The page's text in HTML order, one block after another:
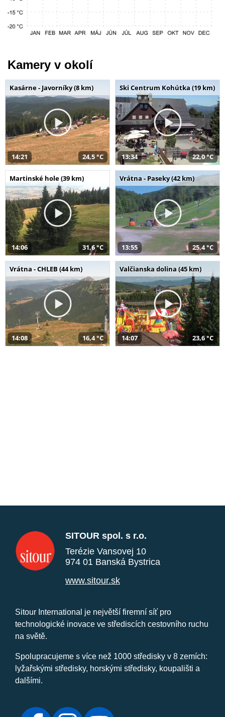
Kamery v okolí
Kasárne - Javorníky (8 km)
14:21 24,5 °C
Ski Centrum Kohútka (19 km)
13:34 22,0 °C
Martinské hole (39 km)
14:06 31,6 °C
Vrátna - Paseky (42 km)
13:55 25,4 °C
Vrátna - CHLEB (44 km)
14:08 16,4 °C
Valčianska dolina (45 km)
14:07 23,6 °C
SITOUR spol. s r.o.
Terézie Vansovej 10
974 01 Banská Bystrica
www.sitour.sk
Sitour International je největší firemní síť pro
technologické inovace ve střediscích cestovního ruchu
na světě.
Spolupracujeme s více než 1000 středisky v 8 zemích:
lyžařskými středisky, horskými středisky, koupališti a
dalšími.